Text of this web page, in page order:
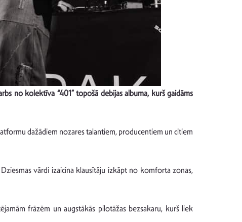
no kolektīva “401” topošā debijas albuma, kurš gaidāms
dažādiem nozares talantiem, producentiem un citiem
vārdi izaicina klausītāju izkāpt no komforta zonas,
frāzēm un augstākās pilotāžas bezsakaru, kurš liek